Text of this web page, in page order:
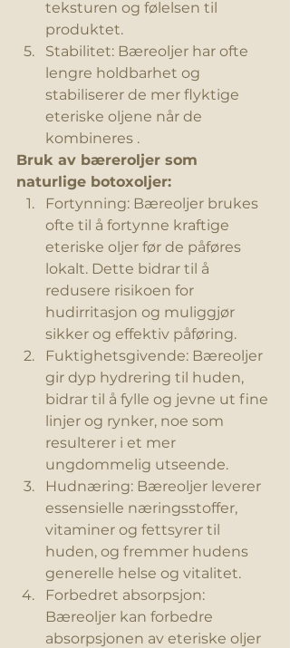
teksturen og følelsen til
produktet.
Stabilitet: Bæreoljer har ofte
lengre holdbarhet og
stabiliserer de mer flyktige
eteriske oljene når de
kombineres .
Bruk av bæreroljer som
naturlige botoxoljer:
Fortynning: Bæreoljer brukes
ofte til å fortynne kraftige
eteriske oljer før de påføres
lokalt. Dette bidrar til å
redusere risikoen for
hudirritasjon og muliggjør
sikker og effektiv påføring.
Fuktighetsgivende: Bæreoljer
gir dyp hydrering til huden,
bidrar til å fylle og jevne ut fine
linjer og rynker, noe som
resulterer i et mer
ungdommelig utseende.
Hudnæring: Bæreoljer leverer
essensielle næringsstoffer,
vitaminer og fettsyrer til
huden, og fremmer hudens
generelle helse og vitalitet.
Forbedret absorpsjon:
Bæreoljer kan forbedre
absorpsjonen av eteriske oljer